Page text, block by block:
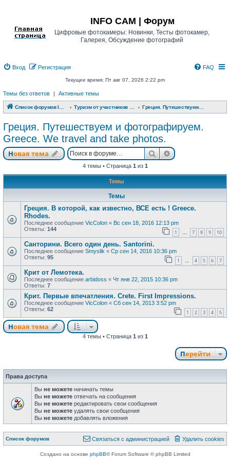
INFO CAM | Форум
Цифровые фотокамеры: Новинки, Тесты фотокамер,
Галерея, Обсуждение фотографий
Вход Регистрация FAQ
Текущее время: Пт авг 07, 2026 2:22 pm
Темы без ответов | Активные темы
Список форумов INFO CAM | Форум
Греция. Путешествуем и фотографируем.
Greece. We travel and take photos.
Новая тема
Новаятема ПоискРасширенный
4 темы • Страница 1 из 1
Темы
Темы
Греция. В которой, как известно, ВСЕ есть ! Greece.
Rhodes.
Последнее сообщение VicColon « Вс сен 18, 2016 12:13 pm
Ответы: 144 1 … 7 8 9 10
Санторини. Всего один день. Santorini.
Последнее сообщение Smyslik « Ср сен 14, 2016 10:36 pm
Ответы: 95 1 … 4 5 6 7
Крит от Лемотека.
Последнее сообщение arbidoss « Чт янв 22, 2015 10:36 pm
Ответы: 7
Крит. Первые впечатления. Crete. First Impressions.
Последнее сообщение VicColon « Сб сен 14, 2013 3:52 pm
Ответы: 62 1 2 3 4 5
Новая тема
Новаятема
4 темы • Страница 1 из 1
Перейти
Права доступа
Вы не можете начинать темы
Вы не можете отвечать на сообщения
Вы не можете редактировать свои сообщения
Вы не можете удалять свои сообщения
Вы не можете добавлять вложения
Список форумов Удалить cookies
Связаться с
Связаться с администрацией
Создано на основе phpBB® Forum Software © phpBB Limited